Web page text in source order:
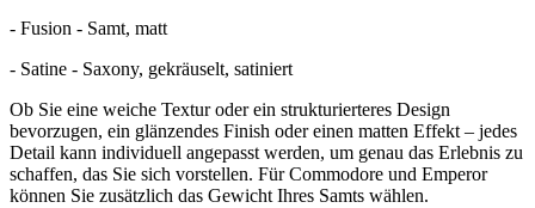
- Fusion - Samt, matt
- Satine - Saxony, gekräuselt, satiniert
Ob Sie eine weiche Textur oder ein strukturierteres Design
bevorzugen, ein glänzendes Finish oder einen matten Effekt – jedes
Detail kann individuell angepasst werden, um genau das Erlebnis zu
schaffen, das Sie sich vorstellen. Für Commodore und Emperor
können Sie zusätzlich das Gewicht Ihres Samts wählen.